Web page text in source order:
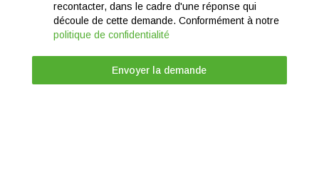
recontacter, dans le cadre d'une réponse qui
découle de cette demande. Conformément à notre
politique de confidentialité
Envoyer la demande